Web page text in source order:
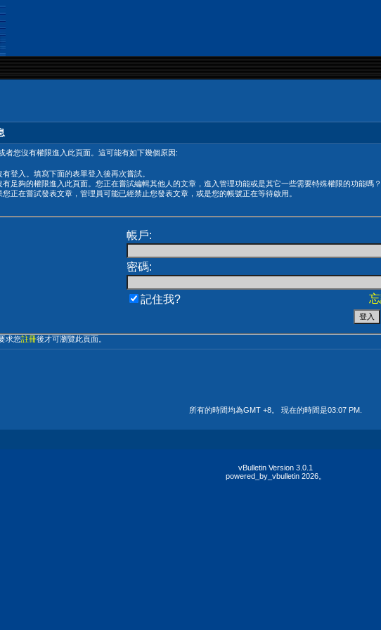
者您沒有權限進入此頁面。這可能有如下幾個原因:
有登入。填寫下面的表單登入後再次嘗試。
有足夠的權限進入此頁面。您正在嘗試編輯其他人的文章，進入管理功能或是其它一些需要特殊權限的功能嗎？
您正在嘗試發表文章，管理員可能已經禁止您發表文章，或是您的帳號正在等待啟用。
帳戶:
密碼:
記住我?
求您註冊後才可瀏覽此頁面。
所有的時間均為GMT +8。 現在的時間是03:07 PM
vBulletin Version 3.0.1
powered_by_vbulletin 2026。